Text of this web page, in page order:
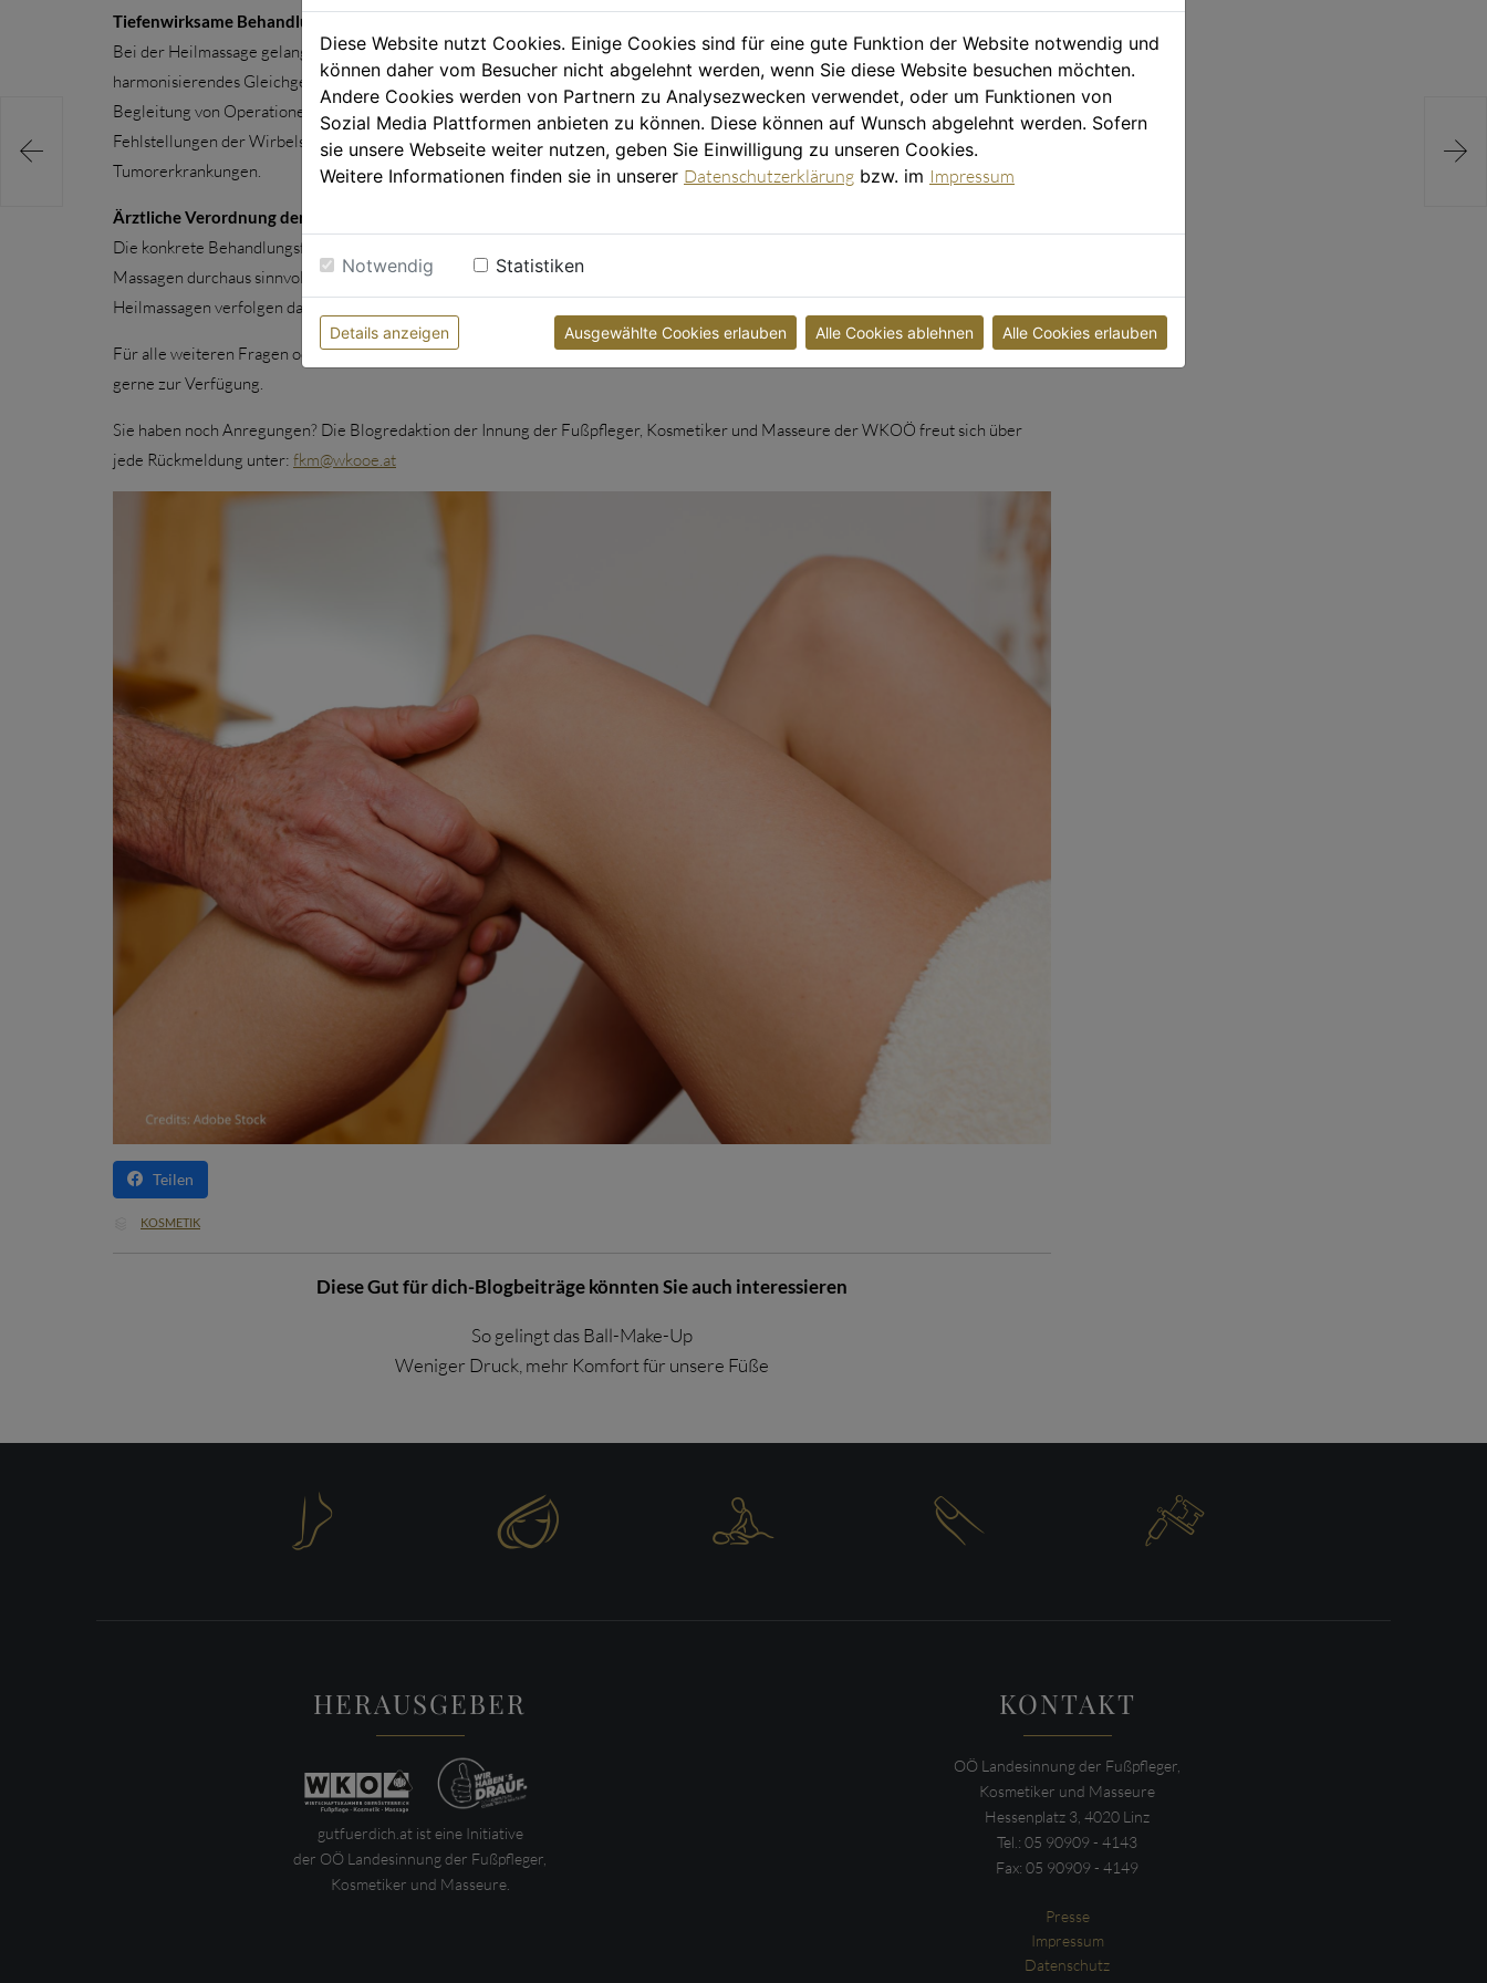
Tiefenwirksame Behandlung für großes Behandlungsfeld
Bei der Heilmassage gelangen positive Effekte über die Hautoberfläche bis in tieferliegende Nervenbahnen, um ein
harmonisierendes Gleichgewicht bei den Organen zu schaffen. Die Wirkung der Heilmassage ist unglaublich vielfältig. Neben der
Begleitung von Operationen unterstützen die Expertinnen und Experten der OÖ Fachinstitute auch viele Personen, die an
Fehlstellungen der Wirbelsäule leiden, nach traumatischen Ereignissen wie Frakturen, chronischen Erkrankungen oder
Tumorerkrankungen.
Ärztliche Verordnung der Behandlungen
Die konkrete Behandlungsform wird vom Arzt verordnet. In der Akutphase sind kürzere Abstände zwischen den verordneten
Massagen durchaus sinnvoll. Danach wird versucht, die Abstände zu verlängern, um nachhaltige und langfristige Effekte zu erzielen.
Heilmassagen verfolgen das klare Ziel, die Lebensqualität der jeweiligen Person zu steigern.
Für alle weiteren Fragen oder eine individuelle Beratung stehen Ihnen die Expertinnen und Experten der OÖ Fachinstitute jederzeit
gerne zur Verfügung.
Sie haben noch Anregungen? Die Blogredaktion der Innung der Fußpfleger, Kosmetiker und Masseure der WKOÖ freut sich über
jede Rückmeldung unter: fkm@wkooe.at
Teilen
KOSMETIK
Diese Gut für dich-Blogbeiträge könnten Sie auch interessieren
So gelingt das Ball-Make-Up
Weniger Druck, mehr Komfort für unsere Füße
 
    
HERAUSGEBER
gutfuerdich.at ist eine Initiative
der OÖ Landesinnung der Fußpfleger,
Kosmetiker und Masseure.
KONTAKT
OÖ Landesinnung der Fußpfleger,
Kosmetiker und Masseure
Hessenplatz 3, 4020 Linz
Tel.: 05 90909 - 4143
Fax: 05 90909 - 4149
Presse
Impressum
Datenschutz
Diese Website nutzt Cookies. Einige Cookies sind für eine gute Funktion der Website notwendig und
können daher vom Besucher nicht abgelehnt werden, wenn Sie diese Website besuchen möchten.
Andere Cookies werden von Partnern zu Analysezwecken verwendet, oder um Funktionen von
Sozial Media Plattformen anbieten zu können. Diese können auf Wunsch abgelehnt werden. Sofern
sie unsere Webseite weiter nutzen, geben Sie Einwilligung zu unseren Cookies.
Weitere Informationen finden sie in unserer Datenschutzerklärung bzw. im Impressum
Notwendig Statistiken
Details anzeigen Ausgewählte Cookies erlauben Alle Cookies ablehnen Alle Cookies erlauben